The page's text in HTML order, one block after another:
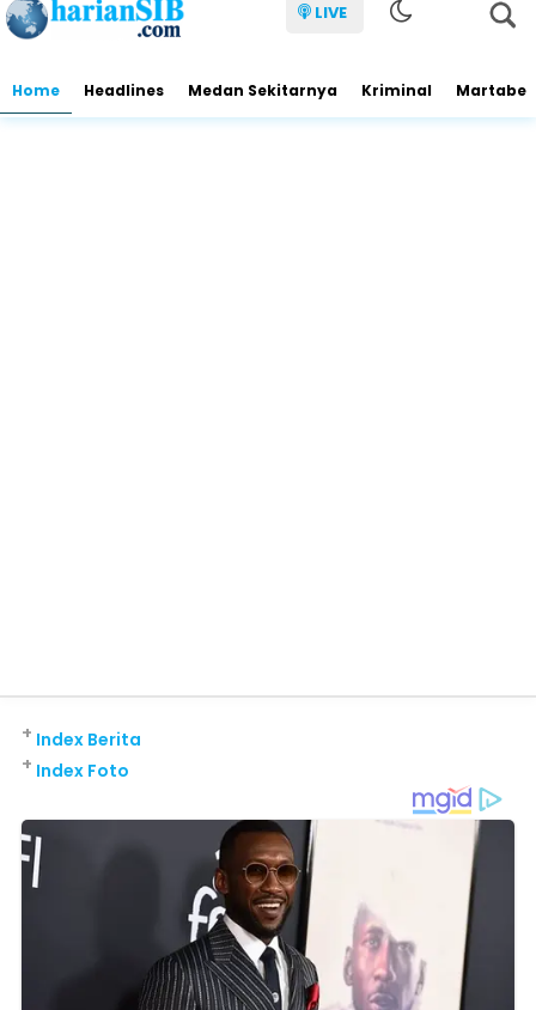
LIVE
Home Headlines Medan Sekitarnya Kriminal Martabe
Index Berita
+
Index Foto
+